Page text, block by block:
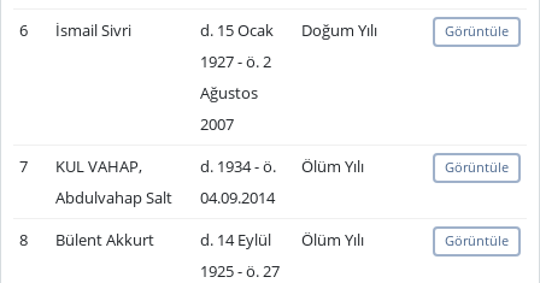
6 İsmail Sivri
d. 15 Ocak
1927 - ö. 2
Ağustos
2007
Doğum Yılı Görüntüle
7
KUL VAHAP,
Abdulvahap Salt
d. 1934 - ö.
04.09.2014
Ölüm Yılı Görüntüle
8 Bülent Akkurt
d. 14 Eylül
1925 - ö. 27
Ölüm Yılı Görüntüle